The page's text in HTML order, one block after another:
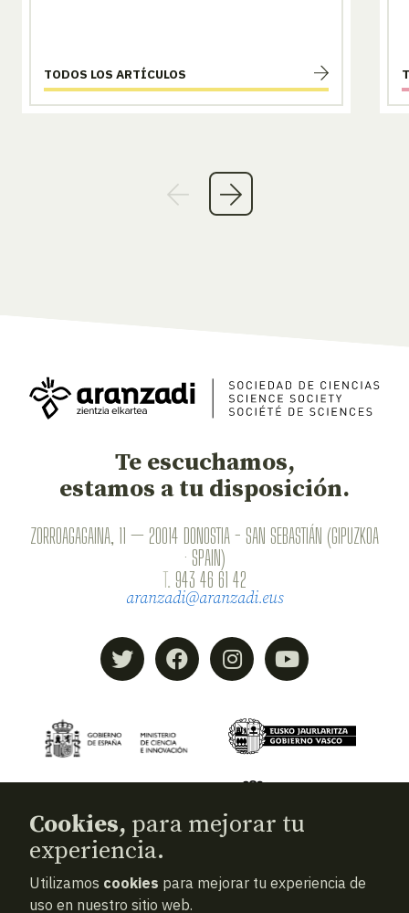
TODOS LOS ARTÍCULOS
Te escuchamos,
estamos a tu disposición.
ZORROAGAGAINA, 11 — 20014 DONOSTIA - SAN SEBASTIÁN (GIPUZKOA
· SPAIN)
T. 943 46 61 42
aranzadi@aranzadi.eus
© 2026Aranzadi — Zientzia elkartea
Cookies, para mejorar tu
experiencia.
Utilizamos cookies para mejorar tu experiencia de
uso en nuestro sitio web.